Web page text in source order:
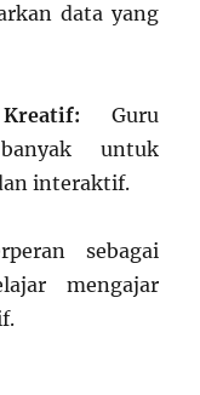
data yang
Guru
untuk
interaktif.
sebagai
mengajar